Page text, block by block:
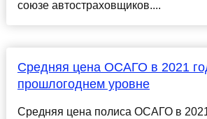
союзе автостраховщиков....
Средняя цена ОСАГО в 2021
прошлогоднем уровне
Средняя цена полиса ОСАГО в 2021